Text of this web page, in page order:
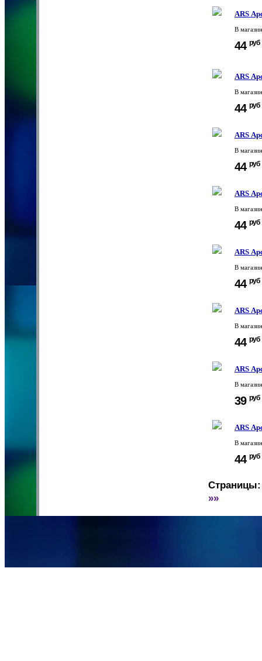
ARS
В
44 руб
ARS
В
44 руб
ARS
В
44 руб
ARS
В
44 руб
ARS
В
44 руб
ARS
В
44 руб
ARS
В
39 руб
ARS
В
44 руб
Страницы:
»»